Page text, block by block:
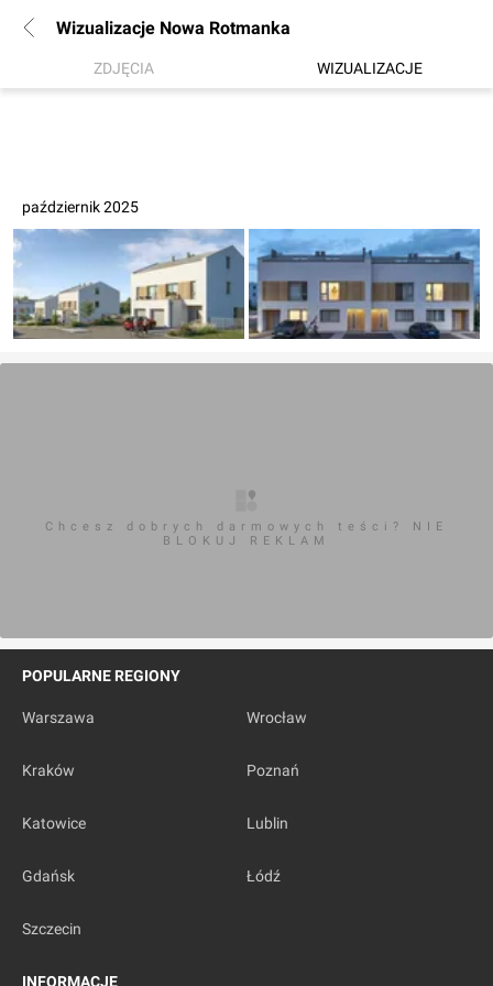
Wizualizacje Nowa Rotmanka
ZDJĘCIA WIZUALIZACJE
październik 2025
Chcesz dobrych darmowych teści? NIE
BLOKUJ REKLAM
POPULARNE REGIONY
Warszawa Wrocław
Kraków Poznań
Katowice Lublin
Gdańsk Łódź
Szczecin
INFORMACJE